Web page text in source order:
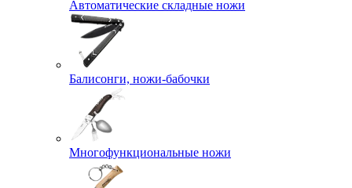
Автоматические складные ножи
Балисонги, ножи-бабочки
Многофункциональные ножи